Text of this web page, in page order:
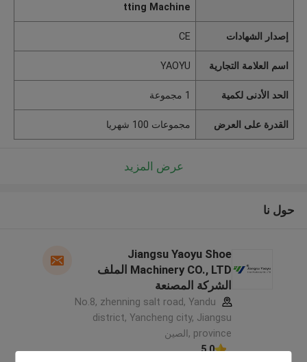
tting Machine
إصدار الشهادات CE
اسم العلامة التجارية YAOYU
الحد الأدنى لكمية 1 مجموعة
القدرة على العرض مجموعات 100 شهريا
عرض المزيد
حول نا
Jiangsu Yaoyu Shoe
Machinery CO., LTD الملف
الشركة المصنعة
No.8, zhenning salt road, Yandu
district, Yancheng city, Jiangsu
province ,الصين
5.0